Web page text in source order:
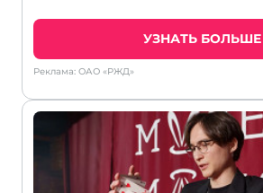
УЗНАТЬ БОЛЬШЕ
Реклама: ОАО «РЖД»